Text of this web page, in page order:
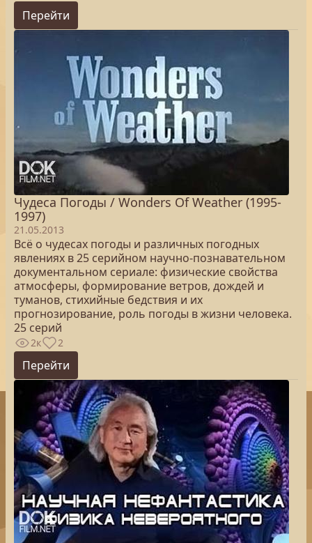
Перейти
Чудеса Погоды / Wonders Of Weather (1995-
1997)
21.05.2013
Всё о чудесах погоды и различных погодных
явлениях в 25 серийном научно-познавательном
документальном сериале: физические свойства
атмосферы, формирование ветров, дождей и
туманов, стихийные бедствия и их
прогнозирование, роль погоды в жизни человека.
25 серий
2к 2
Перейти